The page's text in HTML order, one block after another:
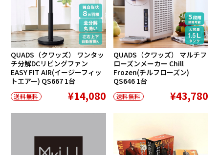
QUADS（クワッズ） ワンタッ
チ分解DCリビングファン
EASY FIT AIR(イージーフィッ
トエアー) QS667 1台
送料無料 ¥14,080
QUADS（クワッズ） マルチフ
ローズンメーカー Chill
Frozen(チルフローズン)
QS646 1台
送料無料 ¥43,780